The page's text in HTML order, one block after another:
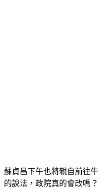
蘇貞昌下午也將親自前往
的說法，政院真的會改嗎